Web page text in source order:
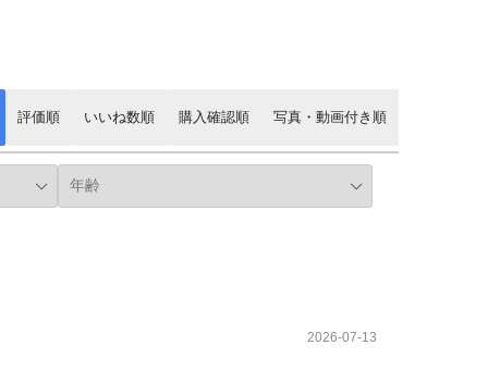
評価順 いいね数順 購入確認順 写真・動画付き順
2026-07-13